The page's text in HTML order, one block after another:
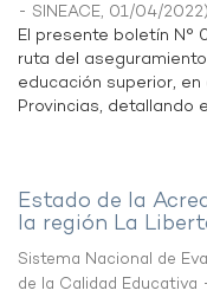
- SINEACE, 01/04/2022)
El presente boletín N°
ruta del
educación superior,
Provincias, detallando
Estado de la
la región La
Sistema Nacional de
de la Calidad Educativa